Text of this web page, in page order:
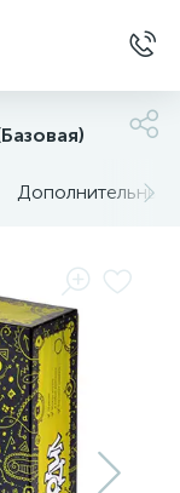
Дополнительные